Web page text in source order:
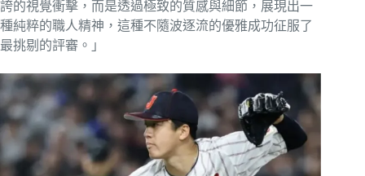
誇的視覺衝擊，而是透過極致的質感與細節，展現出一
種純粹的職人精神，這種不隨波逐流的優雅成功征服了
最挑剔的評審。」